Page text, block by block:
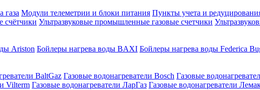
газа Модули телеметрии и блоки питания Пункты учета и
счётчики Ультразвуковые промышленные газовые счетчики
Ariston Бойлеры нагрева воды BAXI Бойлеры нагрева воды Federica
BaltGaz Газовые водонагреватели Bosch Газовые
Vilterm Газовые водонагреватели ЛарГаз Газовые водонагреватели